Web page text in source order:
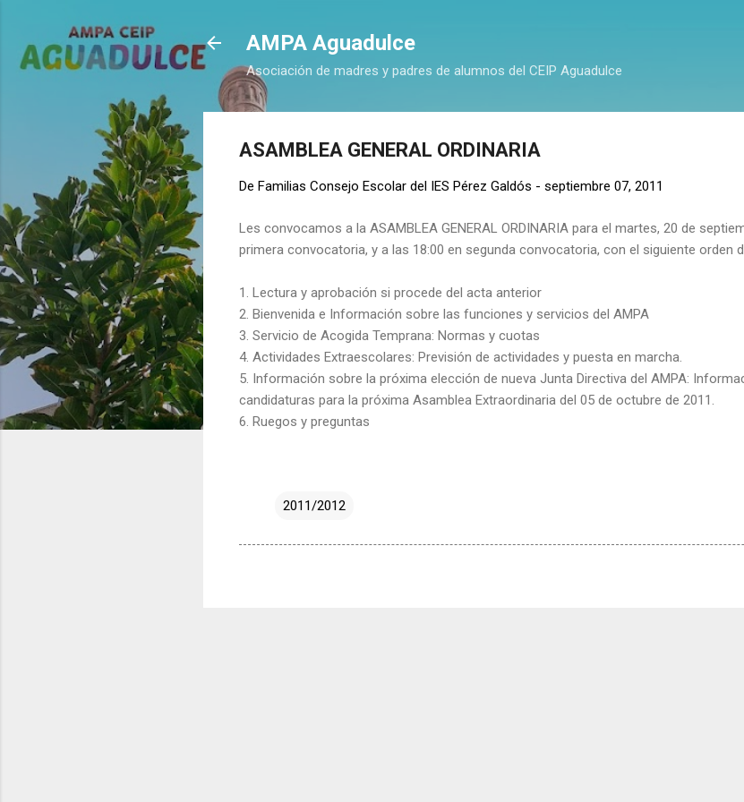
AMPA Aguadulce
Asociación de madres y padres de alumnos del CEIP Aguadulce
ASAMBLEA GENERAL ORDINARIA
De Familias Consejo Escolar del IES Pérez Galdós - septiembre 07, 2011
Les convocamos a la ASAMBLEA GENERAL ORDINARIA para el martes, 20 de
primera convocatoria, y a las 18:00 en segunda convocatoria, con el siguiente orden
1. Lectura y aprobación si procede del acta anterior
2. Bienvenida e Información sobre las funciones y servicios del AMPA
3. Servicio de Acogida Temprana: Normas y cuotas
4. Actividades Extraescolares: Previsión de actividades y puesta en marcha.
5. Información sobre la próxima elección de nueva Junta Directiva del AMPA:
candidaturas para la próxima Asamblea Extraordinaria del 05 de octubre de 2011.
6. Ruegos y preguntas
2011/2012